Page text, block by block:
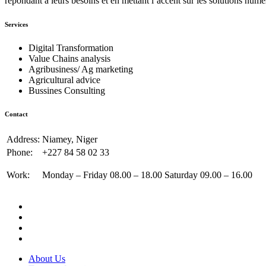
Services
Digital Transformation
Value Chains analysis
Agribusiness/ Ag marketing
Agricultural advice
Bussines Consulting
Contact
Address: Niamey, Niger
Phone:
+227 84 58 02 33
Work: Monday – Friday 08.00 – 18.00 Saturday 09.00 – 16.00
About Us